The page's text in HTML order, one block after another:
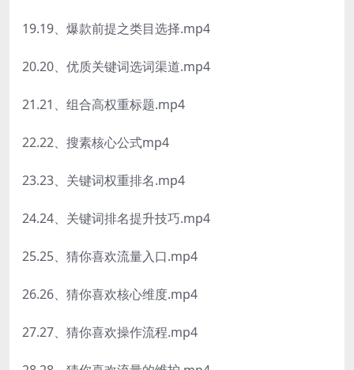
19.19、爆款前提之类目选择.mp4
20.20、优质关键词选词渠道.mp4
21.21、组合高权重标题.mp4
22.22、搜素核心公式mp4
23.23、关键词权重排名.mp4
24.24、关键词排名提升技巧.mp4
25.25、猜你喜欢流量入口.mp4
26.26、猜你喜欢核心维度.mp4
27.27、猜你喜欢操作流程.mp4